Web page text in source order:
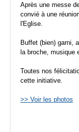
Après une messe
convié à une
l'Eglise.
Buffet (bien) garni,
la broche, musique
Toutes nos
cette initiative.
>> Voir les photos